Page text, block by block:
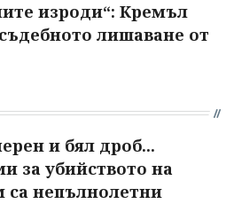
изроди“: Кремъл
лишаване от
и бял дроб...
за убийството на
непълнолетни